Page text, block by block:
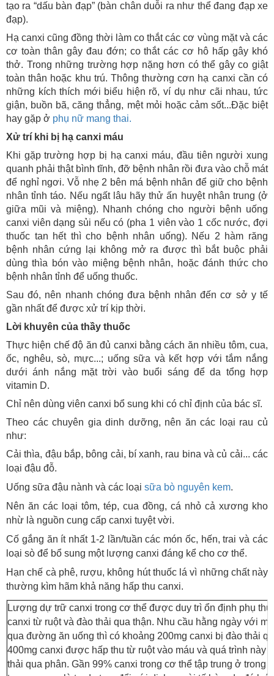
tạo ra “dấu bàn đạp” (bàn chân duỗi ra như thể đang đạp xe
đạp).
Hạ canxi cũng đồng thời làm co thắt các cơ vùng mặt và các
cơ toàn thân gây đau đớn; co thắt các cơ hô hấp gây khó
thở. Trong những trường hợp nặng hơn có thể gây co giật
toàn thân hoặc khu trú. Thông thường cơn hạ canxi cần có
những kích thích mới biểu hiện rõ, ví dụ như cãi nhau, tức
giận, buồn bã, căng thẳng, mệt mỏi hoặc cảm sốt...Đặc biệt
hay gặp ở phụ nữ mang thai.
Xử trí khi bị hạ canxi máu
Khi gặp trường hợp bị hạ canxi máu, đầu tiên người xung
quanh phải thật bình tĩnh, đỡ bệnh nhân rồi đưa vào chỗ mát
để nghỉ ngơi. Vỗ nhẹ 2 bên má bệnh nhân để giữ cho bệnh
nhân tỉnh táo. Nếu ngất lâu hãy thử ấn huyệt nhân trung (ở
giữa mũi và miệng). Nhanh chóng cho người bệnh uống
canxi viên dạng sủi nếu có (pha 1 viên vào 1 cốc nước, đợi
thuốc tan hết thì cho bệnh nhân uống). Nếu 2 hàm răng
bệnh nhân cứng lại không mở ra được thì bắt buộc phải
dùng thìa bón vào miệng bệnh nhân, hoặc đánh thức cho
bệnh nhân tỉnh để uống thuốc.
Sau đó, nên nhanh chóng đưa bệnh nhân đến cơ sở y tế
gần nhất để được xử trí kịp thời.
Lời khuyên của thầy thuốc
Thực hiện chế độ ăn đủ canxi bằng cách ăn nhiều tôm, cua,
ốc, nghêu, sò, mực...; uống sữa và kết hợp với tắm nắng
dưới ánh nắng mặt trời vào buổi sáng để da tổng hợp
vitamin D.
Chỉ nên dùng viên canxi bổ sung khi có chỉ định của bác sĩ.
Theo các chuyên gia dinh dưỡng, nên ăn các loại rau củ
như:
Cải thìa, đậu bắp, bông cải, bí xanh, rau bina và củ cải... các
loại đậu đỗ.
Uống sữa đậu nành và các loại sữa bò nguyên kem.
Nên ăn các loại tôm, tép, cua đồng, cá nhỏ cả xương kho
nhừ là nguồn cung cấp canxi tuyệt vời.
Cố gắng ăn ít nhất 1-2 lần/tuần các món ốc, hến, trai và các
loại sò để bổ sung một lượng canxi đáng kể cho cơ thể.
Hạn chế cà phê, rượu, không hút thuốc lá vì những chất này
thường kìm hãm khả năng hấp thu canxi.
Lượng dự trữ canxi trong cơ thể được duy trì ổn định phụ
canxi từ ruột và đào thải qua thận. Nhu cầu hằng ngày với
qua đường ăn uống thì có khoảng 200mg canxi bị đào thải
400mg canxi được hấp thu từ ruột vào máu và quá trình này
thải qua phân. Gần 99% canxi trong cơ thể tập trung ở